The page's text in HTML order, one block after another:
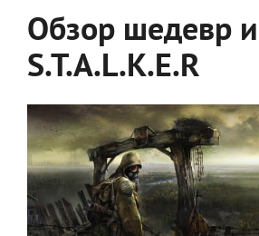
Обзор шедевр
S.T.A.L.K.E.R